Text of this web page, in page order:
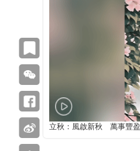
立秋：風啟新秋 萬事豐盈